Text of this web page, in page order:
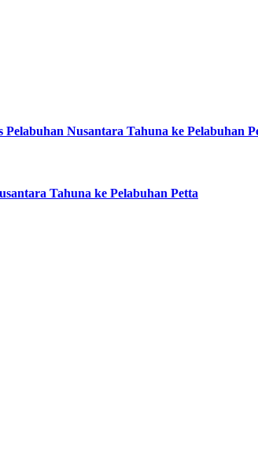
Nusantara Tahuna ke Pelabuhan
Tahuna ke Pelabuhan Petta